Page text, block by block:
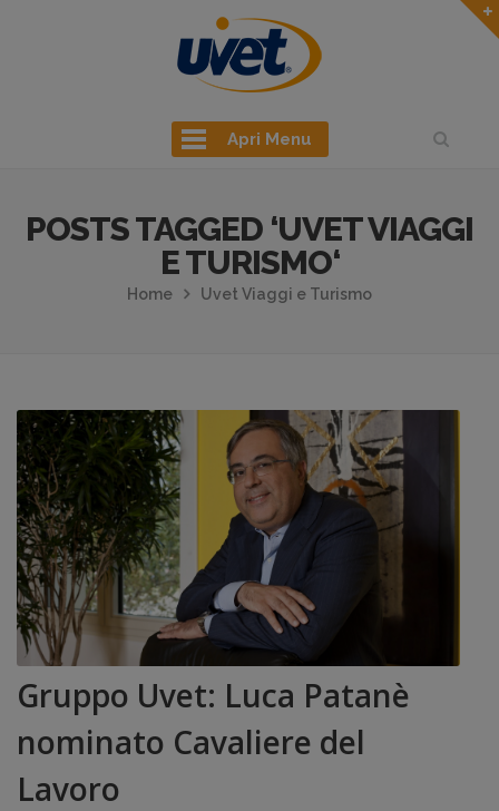
Apri Menu
POSTS TAGGED ‘UVET VIAGGI
E TURISMO‘
Home Uvet Viaggi e Turismo
Gruppo Uvet: Luca Patanè
nominato Cavaliere del
Lavoro